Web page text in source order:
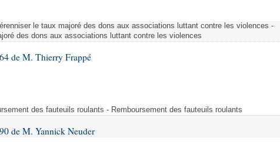
le taux majoré des dons aux associations luttant contre les violences -
des dons aux associations luttant contre les violences
de M. Thierry Frappé
des fauteuils roulants - Remboursement des fauteuils roulants
de M. Yannick Neuder